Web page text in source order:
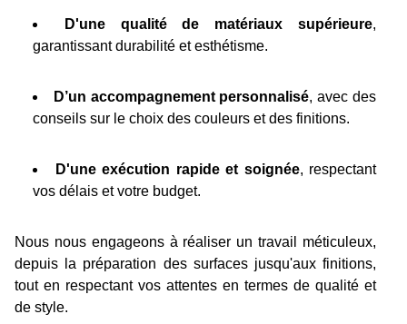
D'une qualitéde matériaux supérieure,
garantissant durabilité et esthétisme.
D’un accompagnement personnalisé, avec des
conseils sur le choix des couleurs et des finitions.
D'une exécution rapide et soignée, respectant
vos délais et votre budget.
Nous nous engageons à réaliser un travail méticuleux,
depuis la préparation des surfaces jusqu'aux finitions,
tout en respectant vos attentes en termes de qualité et
de style.